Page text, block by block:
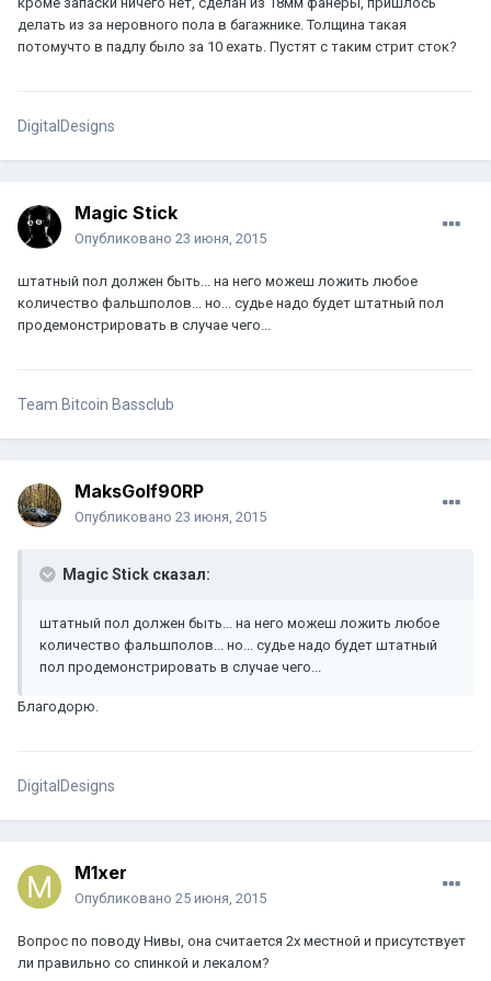
делать из за неровного пола в багажнике. Толщина такая
потомучто в падлу было за 10 ехать. Пустят с таким стрит сток?
DigitalDesigns
Magic Stick
Опубликовано 23 июня, 2015
штатный пол должен быть... на него можеш ложить любое
количество фальшполов... но... судье надо будет штатный пол
продемонстрировать в случае чего...
Team Bitcoin Bassclub
MaksGolf90RP
Опубликовано 23 июня, 2015
Magic Stick сказал:
штатный пол должен быть... на него можеш ложить любое
количество фальшполов... но... судье надо будет штатный
пол продемонстрировать в случае чего...
Благодорю.
DigitalDesigns
M1xer
Опубликовано 25 июня, 2015
Вопрос по поводу Нивы, она считается 2х местной и присутствует
ли правильно со спинкой и лекалом?